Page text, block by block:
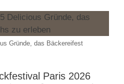
Gründe, das Bäckereifest
Paris 2026